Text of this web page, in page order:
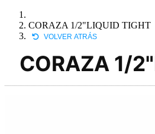
CORAZA 1/2"LIQUID TIGHT
VOLVER ATRÁS
CORAZA 1/